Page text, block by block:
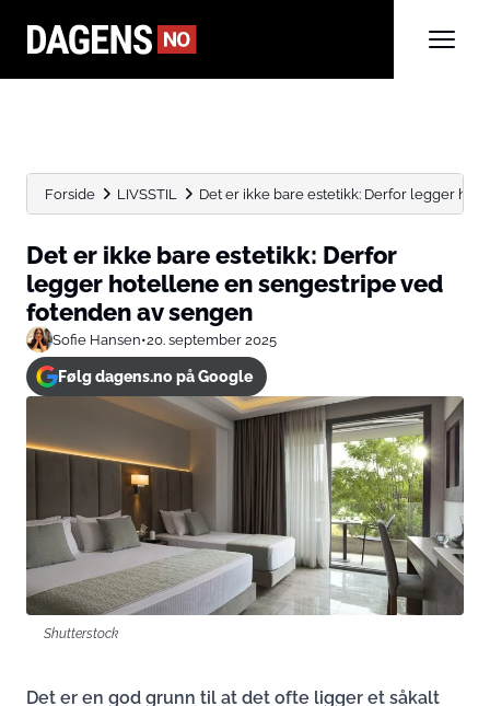
Forside LIVSSTIL Det er ikke bare estetikk: Derfor legger
Det er ikke bare estetikk: Derfor
legger hotellene en sengestripe ved
fotenden av sengen
Sofie Hansen•20. september 2025
Følg dagens.no på Google
Shutterstock
Det er en god grunn til at det ofte ligger et såkalt